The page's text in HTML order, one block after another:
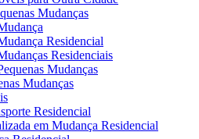
Mudanças
Residencial
Residenciais
Mudanças
Mudanças
Residencial
em Mudança Residencial